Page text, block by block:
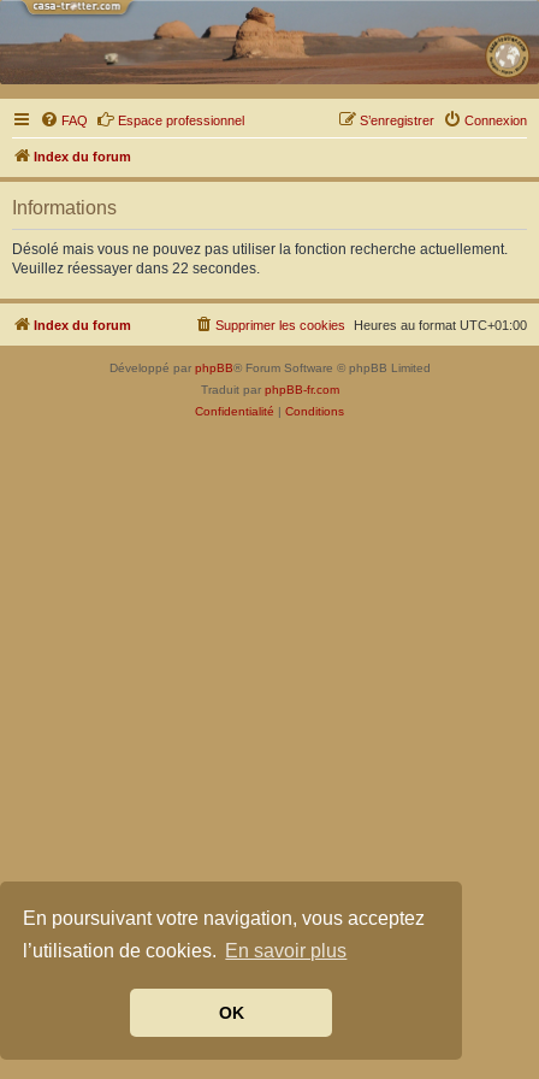
En poursuivant votre navigation, vous acceptez
l’utilisation de cookies. En savoir plus
OK
FAQ Espace professionnel Connexion
S’enregistrer
Index du forum
Informations
Désolé mais vous ne pouvez pas utiliser la fonction recherche actuellement.
Veuillez réessayer dans 22 secondes.
Index du forum Heures au format UTC+01:00
Supprimer les cookies
Développé par phpBB® Forum Software © phpBB Limited
Traduit par phpBB-fr.com
Confidentialité | Conditions